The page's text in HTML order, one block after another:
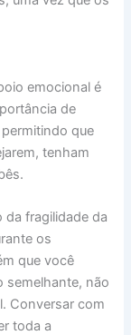
emocional é
de
que
tenham
da fragilidade da
os
que você
semelhante, não
Conversar com
toda a